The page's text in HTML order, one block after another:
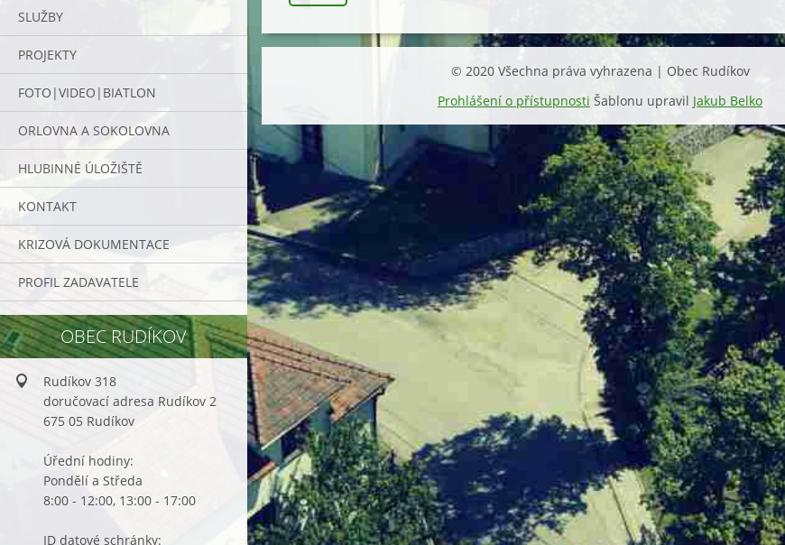
SLUŽBY
PROJEKTY
FOTO|VIDEO|BIATLON
ORLOVNA A SOKOLOVNA
HLUBINNÉ ÚLOŽIŠTĚ
KONTAKT
KRIZOVÁ DOKUMENTACE
PROFIL ZADAVATELE
OBEC RUDÍKOV
Rudíkov 318
doručovací adresa Rudíkov 2
675 05 Rudíkov
Úřední hodiny:
Pondělí a Středa
8:00 - 12:00, 13:00 - 17:00
ID datové schránky:
© 2020 Všechna práva vyhrazena | Obec Rudíkov
Prohlášení o přístupnosti Šablonu upravil Jakub Belko